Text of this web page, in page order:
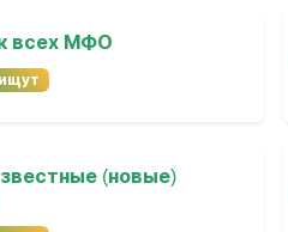
всех МФО
(новые)